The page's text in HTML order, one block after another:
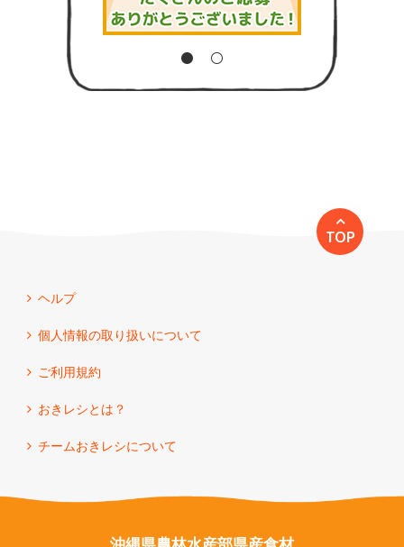
TOP
ヘルプ
個人情報の取り扱いについて
ご利用規約
おきレシとは？
チームおきレシについて